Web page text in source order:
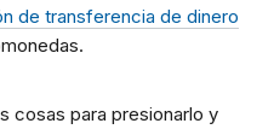
de transferencia de dinero
cosas para presionarlo y